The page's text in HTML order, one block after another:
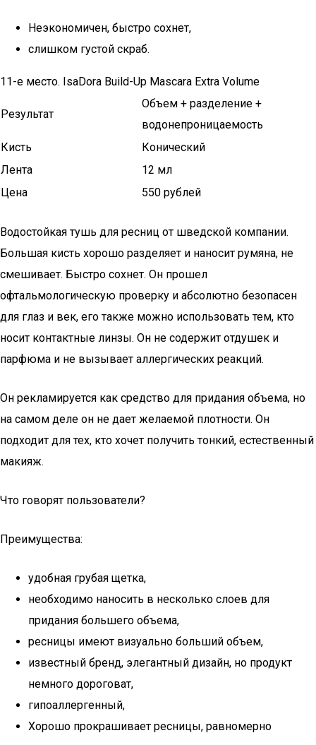
Неэкономичен, быстро сохнет,
слишком густой скраб.
11-е место. IsaDora Build-Up Mascara Extra Volume
Результат
Объем + разделение +
водонепроницаемость
Кисть
Конический
Лента
12 мл
Цена
550 рублей
Водостойкая тушь для ресниц от шведской компании.
Большая кисть хорошо разделяет и наносит румяна, не
смешивает. Быстро сохнет. Он прошел
офтальмологическую проверку и абсолютно безопасен
для глаз и век, его также можно использовать тем, кто
носит контактные линзы. Он не содержит отдушек и
парфюма и не вызывает аллергических реакций.
Он рекламируется как средство для придания объема, но
на самом деле он не дает желаемой плотности. Он
подходит для тех, кто хочет получить тонкий, естественный
макияж.
Что говорят пользователи?
Преимущества:
удобная грубая щетка,
необходимо наносить в несколько слоев для
придания большего объема,
ресницы имеют визуально больший объем,
известный бренд, элегантный дизайн, но продукт
немного дороговат,
гипоаллергенный,
Хорошо прокрашивает ресницы, равномерно